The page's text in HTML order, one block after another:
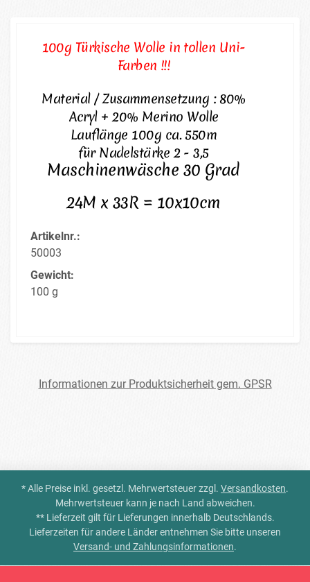
100g Türkische Wolle in tollen Uni-
Farben !!!
Material / Zusammensetzung : 80%
Acryl + 20% Merino Wolle
Lauflänge 100g ca. 550m
für Nadelstärke 2 - 3,5
Maschinenwäsche 30 Grad
24M x 33R = 10x10cm
Artikelnr.:
50003
Gewicht:
100 g
Informationen zur Produktsicherheit gem. GPSR
* Alle Preise inkl. gesetzl. Mehrwertsteuer zzgl. Versandkosten.
Mehrwertsteuer kann je nach Land abweichen.
** Lieferzeit gilt für Lieferungen innerhalb Deutschlands.
Lieferzeiten für andere Länder entnehmen Sie bitte unseren
Versand- und Zahlungsinformationen.